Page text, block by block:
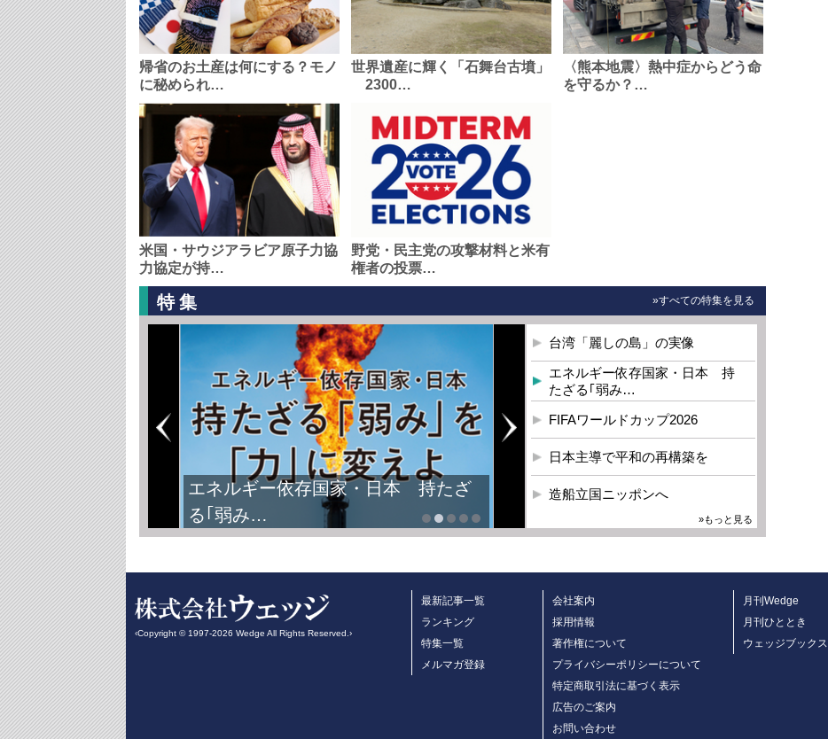
帰省のお土産は何にする？モノ
に秘められ…
世界遺産に輝く「石舞台古墳」
2300…
〈熊本地震〉熱中症からどう命
を守るか？…
米国・サウジアラビア原子力協
力協定が持…
野党・民主党の攻撃材料と米有
権者の投票…
特集 »すべての特集を見る
エネルギー依存国家・日本 持たざ
る｢弱み…
台湾「麗しの島」の実像
エネルギー依存国家・日本 持
たざる｢弱み…
FIFAワールドカップ2026
日本主導で平和の再構築を
造船立国ニッポンへ
»もっと見る
‹Copyright © 1997-2026 Wedge All Rights Reserved.›
最新記事一覧
ランキング
特集一覧
メルマガ登録
会社案内
採用情報
著作権について
プライバシーポリシーについて
特定商取引法に基づく表示
広告のご案内
お問い合わせ
月刊Wedge
月刊ひととき
ウェッジブックス